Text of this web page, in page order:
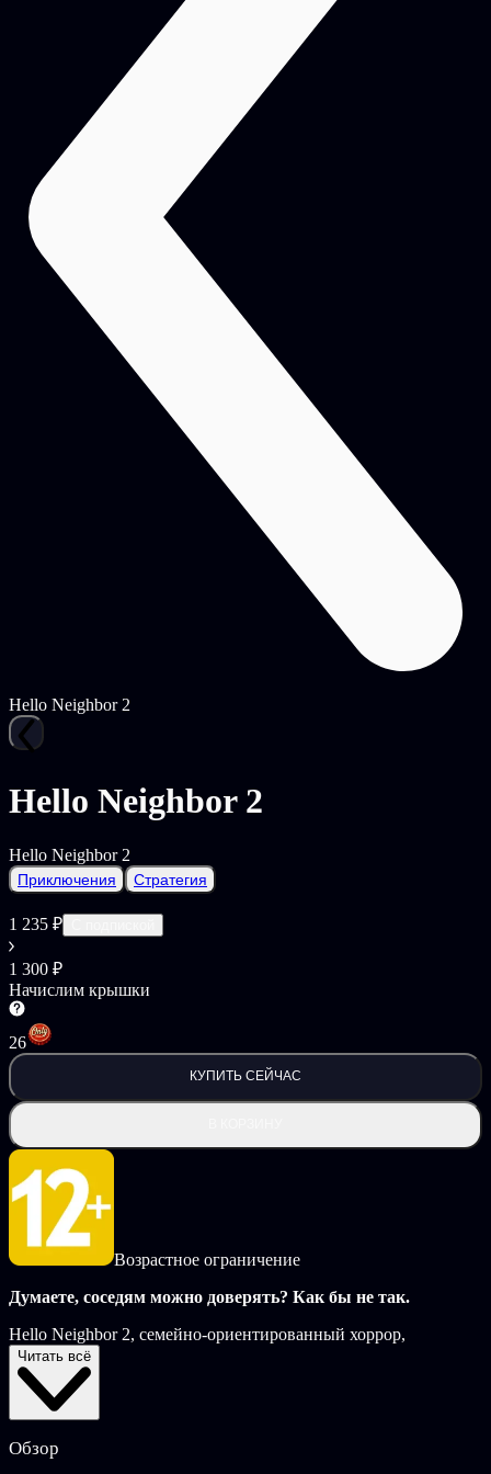
Hello Neighbor 2
Hello Neighbor 2
Hello Neighbor 2
Приключения Стратегия
1 235 ₽
1 300 ₽
Начислим крышки
26
КУПИТЬ СЕЙЧАС
Возрастное ограничение
Думаете, соседям можно доверять? Как бы не так.
Hello Neighbor 2, семейно-ориентированный хоррор,
приветствует вас в тихом, но полном секретов Рэйвен Бруксе.
Вы — ведущий расследование журналист, мечтающий
разгадать мрачные тайны своих соседей и раскрыть дело
мистера Питерсона, знаменитого антагониста Hello Neighbor
Читать всё
Обзор